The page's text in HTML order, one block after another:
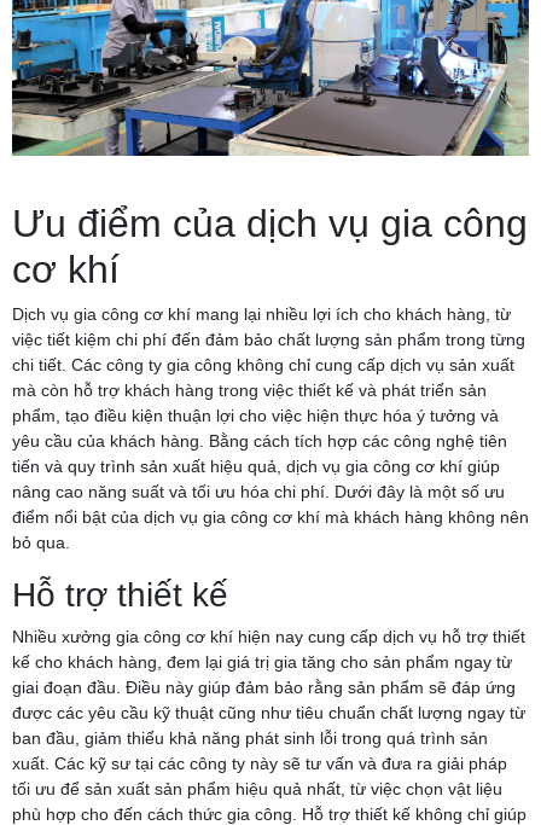
Ưu điểm của dịch vụ gia công
cơ khí
Dịch vụ gia công cơ khí mang lại nhiều lợi ích cho khách hàng, từ
việc tiết kiệm chi phí đến đảm bảo chất lượng sản phẩm trong từng
chi tiết. Các công ty gia công không chỉ cung cấp dịch vụ sản xuất
mà còn hỗ trợ khách hàng trong việc thiết kế và phát triển sản
phẩm, tạo điều kiện thuận lợi cho việc hiện thực hóa ý tưởng và
yêu cầu của khách hàng. Bằng cách tích hợp các công nghệ tiên
tiến và quy trình sản xuất hiệu quả, dịch vụ gia công cơ khí giúp
nâng cao năng suất và tối ưu hóa chi phí. Dưới đây là một số ưu
điểm nổi bật của dịch vụ gia công cơ khí mà khách hàng không nên
bỏ qua.
Hỗ trợ thiết kế
Nhiều xưởng gia công cơ khí hiện nay cung cấp dịch vụ hỗ trợ thiết
kế cho khách hàng, đem lại giá trị gia tăng cho sản phẩm ngay từ
giai đoạn đầu. Điều này giúp đảm bảo rằng sản phẩm sẽ đáp ứng
được các yêu cầu kỹ thuật cũng như tiêu chuẩn chất lượng ngay từ
ban đầu, giảm thiểu khả năng phát sinh lỗi trong quá trình sản
xuất. Các kỹ sư tại các công ty này sẽ tư vấn và đưa ra giải pháp
tối ưu để sản xuất sản phẩm hiệu quả nhất, từ việc chọn vật liệu
phù hợp cho đến cách thức gia công. Hỗ trợ thiết kế không chỉ giúp